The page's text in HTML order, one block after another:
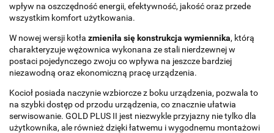
wpływ na oszczędność energii, efektywność, jakość oraz przede
wszystkim komfort użytkowania.
W nowej wersji kotła zmieniła się konstrukcja wymiennika, którą
charakteryzuje wężownica wykonana ze stali nierdzewnej w
postaci pojedynczego zwoju co wpływa na jeszcze bardziej
niezawodną oraz ekonomiczną pracę urządzenia.
Kocioł posiada naczynie wzbiorcze z boku urządzenia, pozwala to
na szybki dostęp od przodu urządzenia, co znacznie ułatwia
serwisowanie. GOLD PLUS II jest niezwykle przyjazny nie tylko dla
użytkownika, ale również dzięki łatwemu i wygodnemu montażowi